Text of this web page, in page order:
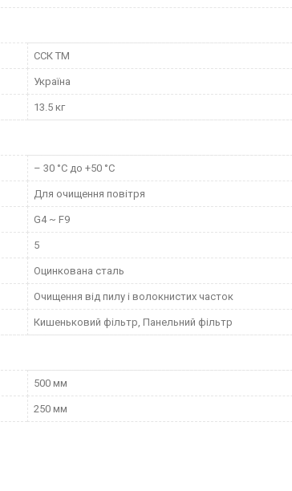
ССК ТМ
Україна
13.5 кг
– 30 °С до +50 °С
Для очищення повітря
G4 ~ F9
5
Оцинкована сталь
Очищення від пилу і волокнистих часток
Кишеньковий фільтр, Панельний фільтр
500 мм
250 мм